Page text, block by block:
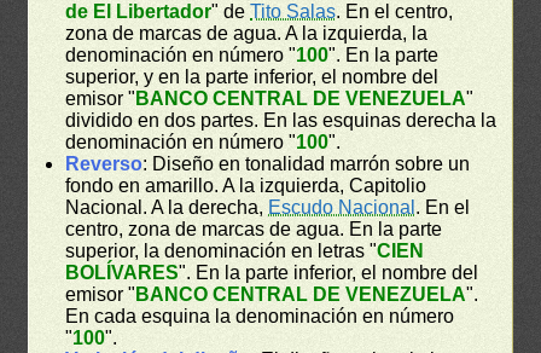
de El Libertador" deTito Salas. En el centro,
zona de marcas de agua. A la izquierda, la
denominación en número "100". En la parte
superior, y en la parte inferior, el nombre del
emisor " BANCO CENTRAL DE VENEZUELA"
dividido en dos partes. En las esquinas derecha la
denominación en número "100".
Reverso: Diseño en tonalidad marrón sobre un
fondo en amarillo. A la izquierda, Capitolio
Nacional. A la derecha, Escudo Nacional . En el
centro, zona de marcas de agua. En la parte
superior, la denominación en letras "CIEN
BOLÍVARES". En la parte inferior, el nombre del
emisor " BANCO CENTRAL DE VENEZUELA".
En cada esquina la denominación en número
"100".